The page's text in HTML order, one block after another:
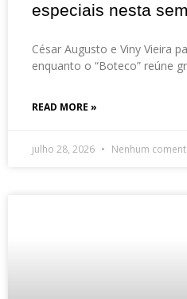
especiais nesta
César Augusto e Viny Vieira
enquanto o “Boteco” reúne
READ MORE »
julho 28, 2026 Nenhum